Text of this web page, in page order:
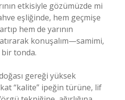
etkisiyle gözümüzde mi
eşliğinde, hem geçmişe
hem de yarının
konuşalım—samimi,
bir tonda.
gereği yüksek
“kalite” ipeğin türüne, lif